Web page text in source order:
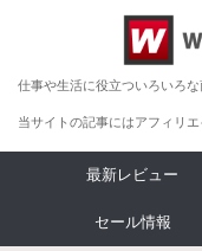
仕事や生活に役立ついろいろ
当サイトの記事にはアフィリエ
最新レビュー
セール情報